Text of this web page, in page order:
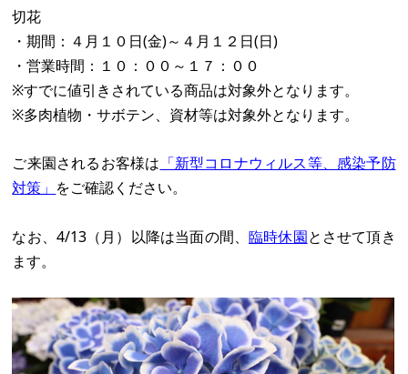
切花
・期間：４月１０日(金)～４月１２日(日)
・営業時間：１０：００～１７：００
※すでに値引きされている商品は対象外となります。
※多肉植物・サボテン、資材等は対象外となります。
ご来園されるお客様は 「新型コロナウィルス等、感染予防
対策」 をご確認ください。
なお、4/13（月）以降は当面の間、臨時休園とさせて頂き
ます。